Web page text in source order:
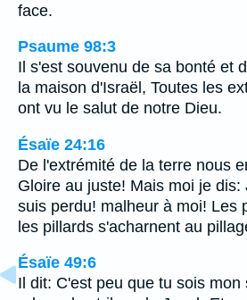
face.
Psaume 98:3
Il s'est souvenu de sa bonté et
la maison d'Israël, Toutes les
ont vu le salut de notre Dieu.
Ésaïe 24:16
De l'extrémité de la terre nous
Gloire au juste! Mais moi je dis:
suis perdu! malheur à moi! Les
les pillards s'acharnent au
Ésaïe 49:6
Il dit: C'est peu que tu sois mon